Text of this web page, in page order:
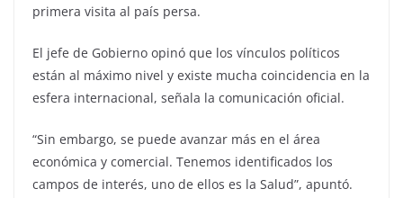
primera visita al país persa.
El jefe de Gobierno opinó que los vínculos políticos
están al máximo nivel y existe mucha coincidencia en la
esfera internacional, señala la comunicación oficial.
“Sin embargo, se puede avanzar más en el área
económica y comercial. Tenemos identificados los
campos de interés, uno de ellos es la Salud”, apuntó.